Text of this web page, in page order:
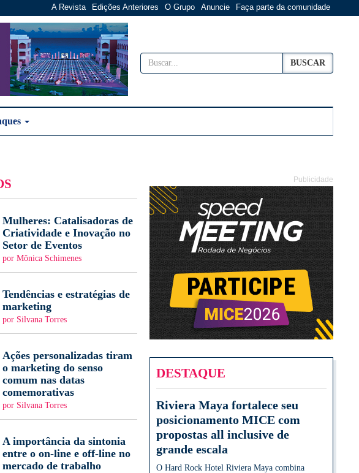
A Revista Edições Anteriores O Grupo Anuncie Faça parte da comunidade
BUSCAR
Mulheres: Catalisadoras de
Criatividade e Inovação no
Setor de Eventos
por Mônica Schimenes
Tendências e estratégias de
marketing
por Silvana Torres
Ações personalizadas tiram
o marketing do senso
comum nas datas
comemorativas
por Silvana Torres
A importância da sintonia
entre o on-line e off-line no
mercado de trabalho
Publicidade
DESTAQUE
Riviera Maya fortalece seu
posicionamento MICE com
propostas all inclusive de
grande escala
O Hard Rock Hotel Riviera Maya combina